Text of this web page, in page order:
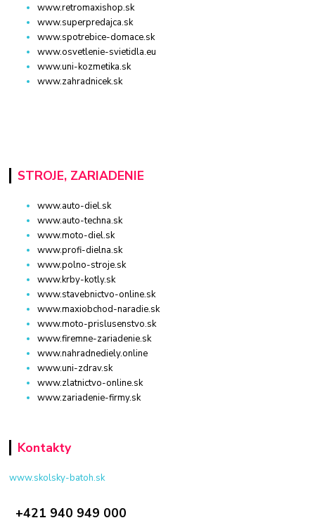
www.retromaxishop.sk
www.superpredajca.sk
www.spotrebice-domace.sk
www.osvetlenie-svietidla.eu
www.uni-kozmetika.sk
www.zahradnicek.sk
STROJE, ZARIADENIE
www.auto-diel.sk
www.auto-techna.sk
www.moto-diel.sk
www.profi-dielna.sk
www.polno-stroje.sk
www.krby-kotly.sk
www.stavebnictvo-online.sk
www.maxiobchod-naradie.sk
www.moto-prislusenstvo.sk
www.firemne-zariadenie.sk
www.nahradnediely.online
www.uni-zdrav.sk
www.zlatnictvo-online.sk
www.zariadenie-firmy.sk
Kontakty
www.skolsky-batoh.sk
+421 940 949 000